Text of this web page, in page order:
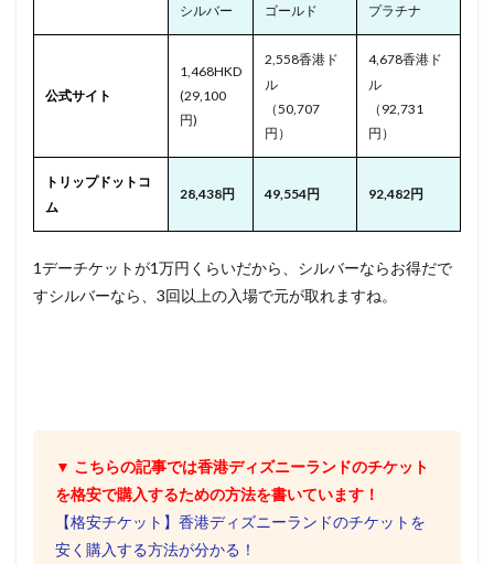
シルバー ゴールド プラチナ
公式サイト
1,468HKD
(29,100
円)
2,558香港ド
ル
（50,707
円）
4,678香港ド
ル
（92,731
円）
トリップドットコ
ム
28,438円 49,554円 92,482円
1デーチケットが1万円くらいだから、シルバーならお得だで
すシルバーなら、3回以上の入場で元が取れますね。
▼ こちらの記事では香港ディズニーランドのチケット
を格安で購入するための方法を書いています！
【格安チケット】香港ディズニーランドのチケットを
安く購入する方法が分かる！